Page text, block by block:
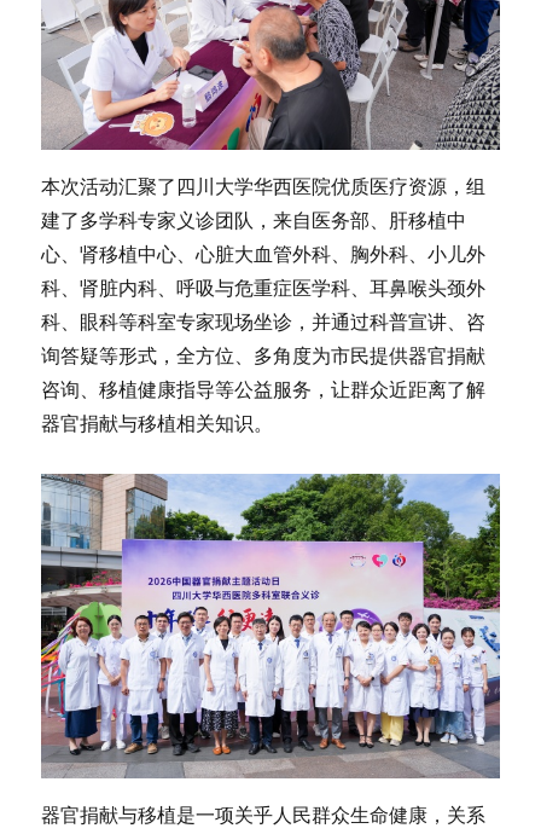
本次活动汇聚了四川大学华西医院优质医疗资源，组
建了多学科专家义诊团队，来自医务部、肝移植中
心、肾移植中心、心脏大血管外科、胸外科、小儿外
科、肾脏内科、呼吸与危重症医学科、耳鼻喉头颈外
科、眼科等科室专家现场坐诊，并通过科普宣讲、咨
询答疑等形式，全方位、多角度为市民提供器官捐献
咨询、移植健康指导等公益服务，让群众近距离了解
器官捐献与移植相关知识。
器官捐献与移植是一项关乎人民群众生命健康，关系